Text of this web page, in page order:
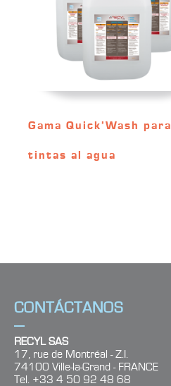
Gama Quick’Wash para
tintas al agua
CONTÁCTANOS
RECYL SAS
17, rue de Montréal - Z.I.
74100 Ville-la-Grand - FRANCE
Tel. +33 4 50 92 48 68